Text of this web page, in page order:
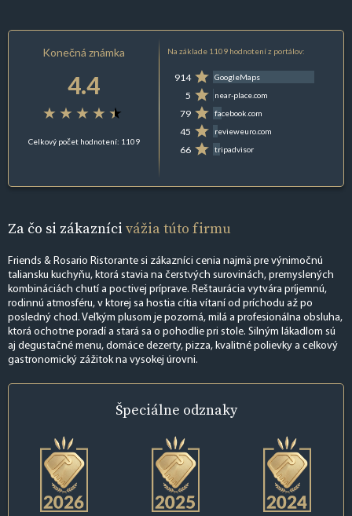
Konečná známka
4.4
Celkový počet hodnotení: 1109
Na základe 1109 hodnotení z portálov:
914 GoogleMaps
5 near-place.com
79 facebook.com
45 revieweuro.com
66 tripadvisor
Za čo si zákazníci vážia túto firmu
Friends & Rosario Ristorante si zákazníci cenia najmä pre výnimočnú
taliansku kuchyňu, ktorá stavia na čerstvých surovinách, premyslených
kombináciách chutí a poctivej príprave. Reštaurácia vytvára príjemnú,
rodinnú atmosféru, v ktorej sa hostia cítia vítaní od príchodu až po
posledný chod. Veľkým plusom je pozorná, milá a profesionálna obsluha,
ktorá ochotne poradí a stará sa o pohodlie pri stole. Silným lákadlom sú
aj degustačné menu, domáce dezerty, pizza, kvalitné polievky a celkový
gastronomický zážitok na vysokej úrovni.
Špeciálne odznaky